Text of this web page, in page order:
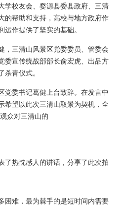
校友会、婺源县委县政府、三清
的帮助和支持，高校与地方政府作
作提供了坚实的基础。
三清山风景区党委委员、管委会
委宣传统战部部长俞宏虎、出品方
青仪式。
委书记葛健上台致辞。在发言中
希望以此次三清山取景为契机，全
众对三清山的
热忱感人的讲话，分享了此次拍
难，最为棘手的是短时间内需要